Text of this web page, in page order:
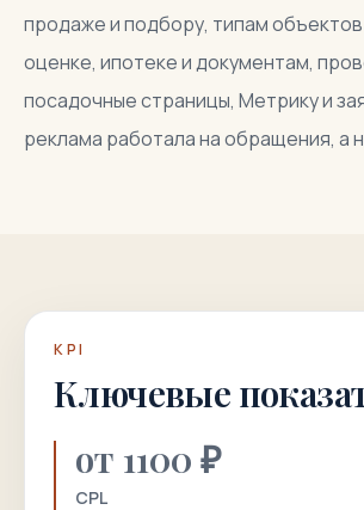
продаже и подбору, типам
оценке, ипотеке и документам,
посадочные страницы, Метрику и
реклама работала на обращения, а
KPI
Ключевые
от 1100 ₽
CPL